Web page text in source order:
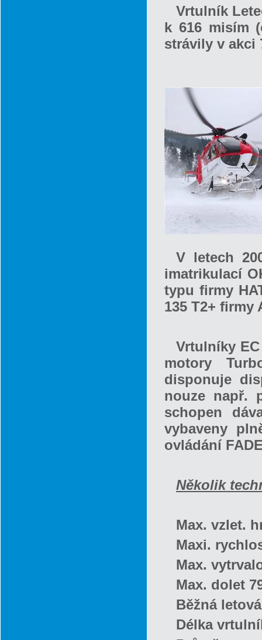
Vrtulník
k 616 misím
strávily v akci
V letech
imatrikulací
typu firmy
135 T2+ firmy
Vrtulníky
motory
disponuje
nouze např.
schopen
vybaveny
ovládání
Několik
Max. vzlet.
Maxi.
Max.
Max. dolet
Běžná
Délka